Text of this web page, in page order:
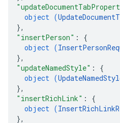
object (
},
"insertPerson" : {
object (
},
"updateNamedStyle" : {
object (
},
"insertRichLink" : {
object (
},